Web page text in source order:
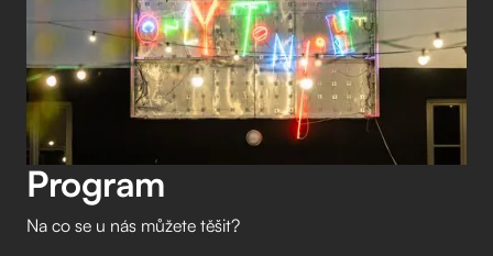
Program
Na co se u nás můžete těšit?